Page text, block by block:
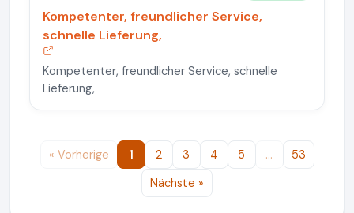
Kompetenter, freundlicher Service,
schnelle Lieferung,
Kompetenter, freundlicher Service, schnelle
Lieferung,
« Vorherige 1 2 3 4 5 …
53
Nächste »